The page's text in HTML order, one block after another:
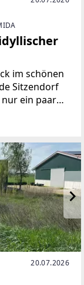
im schönen
Sitzendorf
ein paar
20.07.2026